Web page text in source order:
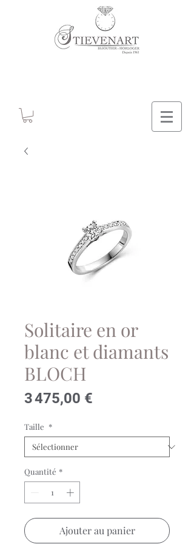
Solitaire en or
blanc et diamants
BLOCH
3 475,00 €
Taille *
Quantité *
Ajouter au panier